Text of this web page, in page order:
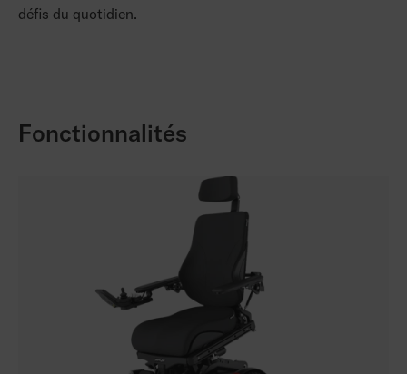
défis du quotidien.
Fonctionnalités